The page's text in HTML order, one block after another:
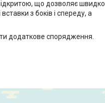
що дозволяє швидко
з боків і спереду, а
додаткове спорядження.